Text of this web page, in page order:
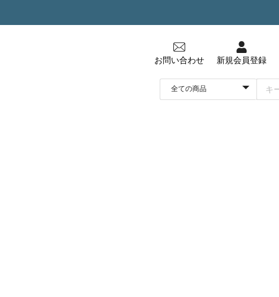
お問い合わせ 新規会員登録